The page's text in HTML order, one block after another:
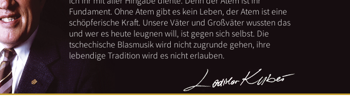
Fundament. Ohne Atem gibt es kein Leben, der Atem ist eine
schöpferische Kraft. Unsere Väter und Großväter wussten das
und wer es heute leugnen will, ist gegen sich selbst. Die
tschechische Blasmusik wird nicht zugrunde gehen, ihre
lebendige Tradition wird es nicht erlauben.